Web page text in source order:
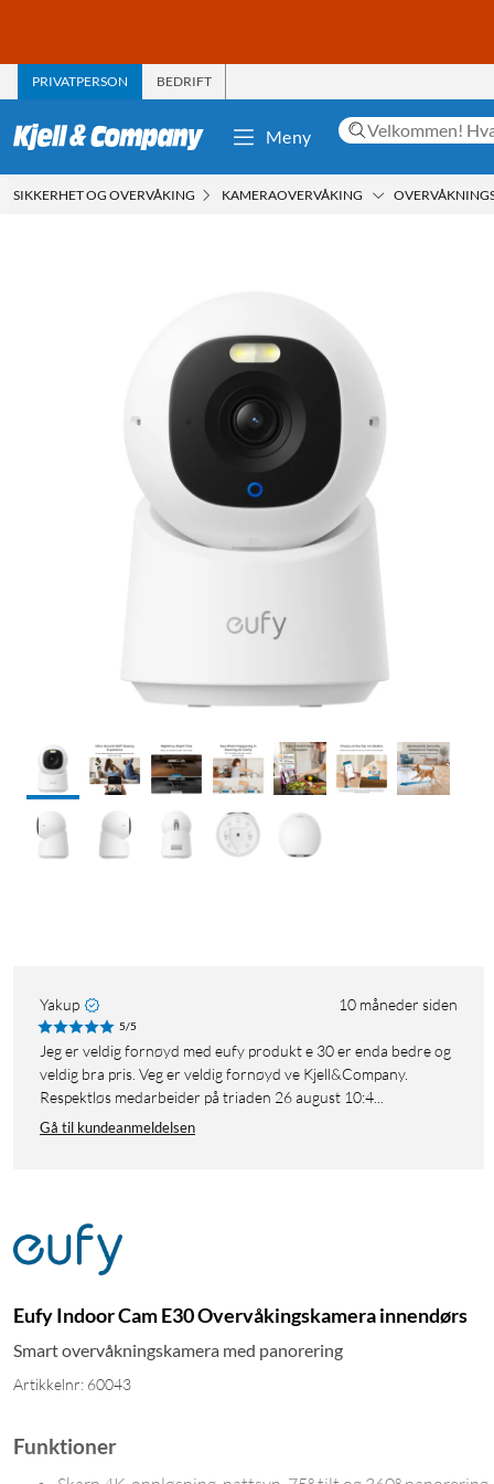
PRIVATPERSON BEDRIFT
Meny
SIKKERHET OG OVERVÅKING KAMERAOVERVÅKING
Yakup 10 måneder siden
5/5
Jeg er veldig fornøyd med eufy produkt e 30 er enda bedre og
veldig bra pris. Veg er veldig fornøyd ve Kjell&Company.
Respektløs medarbeider på triaden 26 august 10:4...
Gå til kundeanmeldelsen
Eufy Indoor Cam E30 Overvåkingskamera innendørs
Smart overvåkningskamera med panorering
Artikkelnr: 60043
Funktioner